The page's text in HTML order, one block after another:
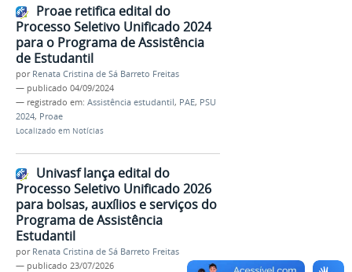
Proae retifica edital do
Processo Seletivo Unificado 2024
para o Programa de Assistência
de Estudantil
por Renata Cristina de Sá Barreto Freitas
— publicado 04/09/2024
— registrado em: Assistência estudantil, PAE, PSU
2024, Proae
Localizado em Notícias
Univasf lança edital do
Processo Seletivo Unificado 2026
para bolsas, auxílios e serviços do
Programa de Assistência
Estudantil
por Renata Cristina de Sá Barreto Freitas
— publicado 23/07/2026